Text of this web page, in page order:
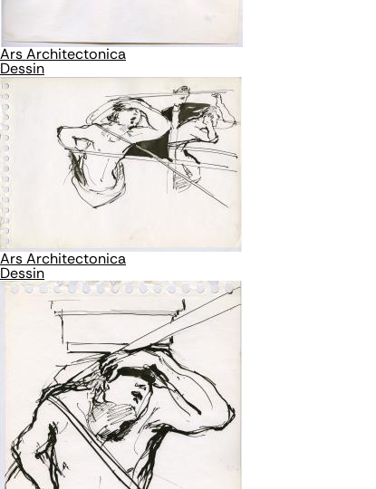
Ars Architectonica
Dessin
Ars Architectonica
Dessin